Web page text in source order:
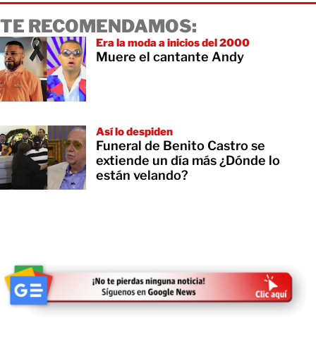
TE RECOMENDAMOS:
Era la moda a inicios del 2000
Muere el cantante Andy
Así lo despiden
Funeral de Benito Castro se
extiende un día más ¿Dónde lo
están velando?